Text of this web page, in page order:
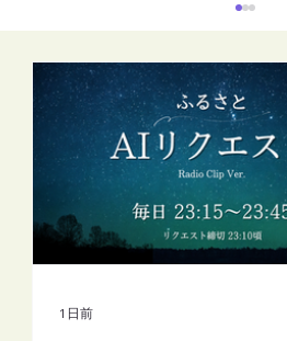
【FM-YRC】魔女michの
1 日前